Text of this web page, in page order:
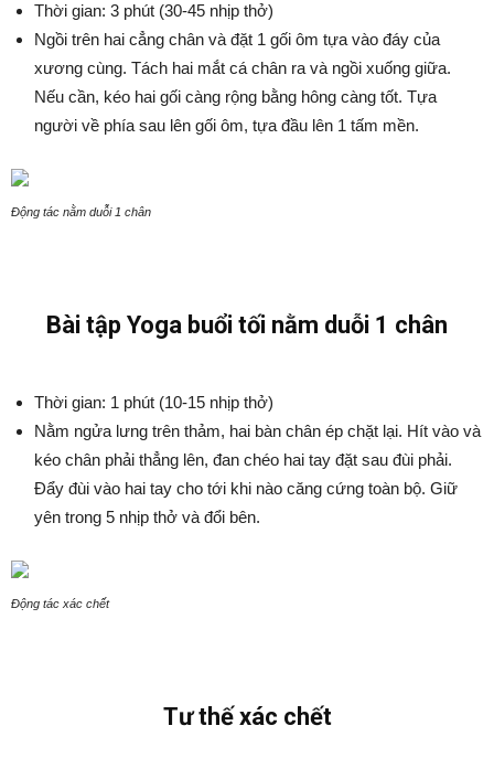
Thời gian: 3 phút (30-45 nhịp thở)
Ngồi trên hai cẳng chân và đặt 1 gối ôm tựa vào đáy của
xương cùng. Tách hai mắt cá chân ra và ngồi xuống giữa.
Nếu cần, kéo hai gối càng rộng bằng hông càng tốt. Tựa
người về phía sau lên gối ôm, tựa đầu lên 1 tấm mền.
Động tác nằm duỗi 1 chân
Bài tập Yoga buổi tối nằm duỗi 1 chân
Thời gian: 1 phút (10-15 nhịp thở)
Nằm ngửa lưng trên thảm, hai bàn chân ép chặt lại. Hít vào và
kéo chân phải thẳng lên, đan chéo hai tay đặt sau đùi phải.
Đẩy đùi vào hai tay cho tới khi nào căng cứng toàn bộ. Giữ
yên trong 5 nhịp thở và đổi bên.
Động tác xác chết
Tư thế xác chết